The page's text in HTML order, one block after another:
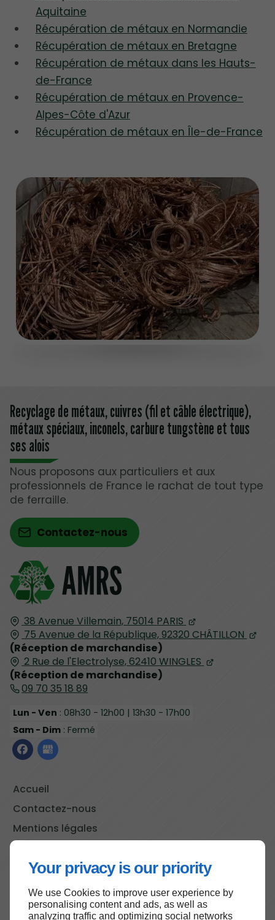
Your privacy is our priority
We use Cookies to improve user experience by
personalising content and ads, as well as
analyzing traffic and optimizing social networks
Aquitaine
Récupération de métaux en Normandie
Récupération de métaux en Bretagne
Récupération de métaux dans les Hauts-
de-France
Récupération de métaux en Provence-
Alpes-Côte d'Azur
Récupération de métaux en Île-de-France
38 Avenue Villemain, 75014 PARIS
75 Avenue de la République,92320 CHÂTILLON
(Réception de marchandise)
2 Rue de l'Electrolyse,62410 WINGLES
(Réception de marchandise)
09 70 35 18 89
Lun - Ven : 08h30 - 12h00 | 13h30 - 17h00
Sam - Dim: Fermé
Accueil
Contactez-nous
Mentions légales
Recyclage de métaux, cuivres (fil et câble électrique),
métaux spéciaux, inconels, carbure tungstène et tous
ses alois
Nous proposons aux particuliers et aux
professionnels de France le rachat de tout type
de ferraille.
Contactez-nous
Haut de page